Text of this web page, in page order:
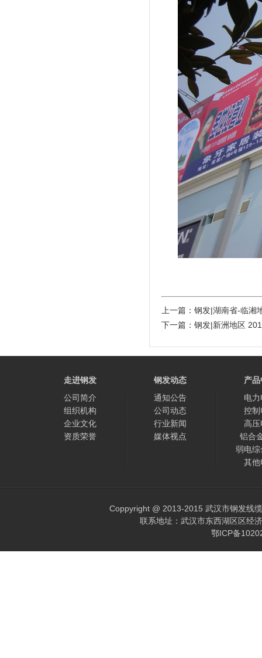
上一篇： 钢发|湖南省-临湘
下一篇： 钢发|新洲地区
走进钢发
公司简介
组织机构
企业文化
资质荣誉
钢发动态
通知公告
公司动态
行业新闻
媒体视点
产
电
控制
高压
铝合
弱电
其他
Coppyright @ 2013-2015 武汉市钢发
联系地址：武汉市东西湖区区
鄂ICP备